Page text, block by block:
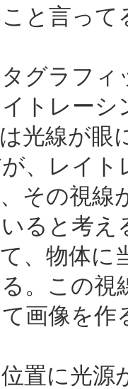
と言って
グラフ
トレー
光線が眼
、レイ
その視線
ると考え
、物体に
。この視
画像を作
置に光源